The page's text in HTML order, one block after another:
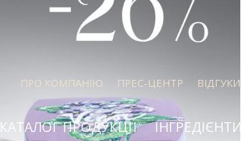
ПРО КОМПАНІЮ
ПРЕС-ЦЕНТР ВІДГУКИ
КАТАЛОГ ПРОДУКЦІЇ ІНГРЕДІЄНТИ